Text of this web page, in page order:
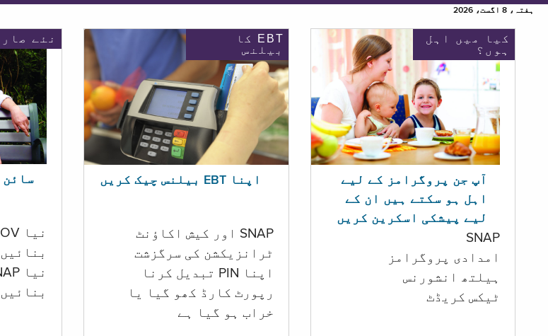
ہفتہ، 8 اگست، 2026
نئے
سائن
بنائیں
بنائیں
EBT کا
بیلنس
اپنا EBT بیلنس چیک کریں
SNAP اور کیش اکاؤنٹ
ٹرانزیکشن کی سرگزشت
اپنا PIN تبدیل کرنا
رپورٹ کارڈ کھو گیا یا
خراب ہو گيا ہے
کیا میں اہل
ہوں؟
آپ جن پروگرامز کے لیے
اہل ہو سکتے ہیں ان کے
لیے پیشکی اسکرین کریں
SNAP
امدادی پروگرامز
‏ہیلتھ انشورنس
ٹیکس کریڈٹ